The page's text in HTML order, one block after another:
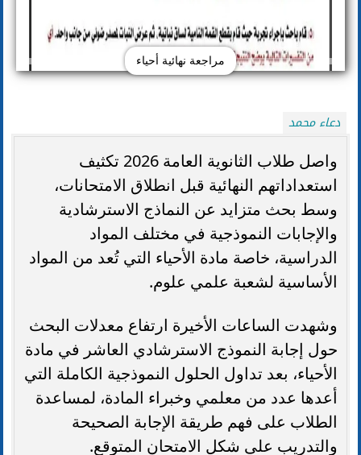
مراجعة نهائية أحياء
دعاء محمد
واصل طلاب الثانوية العامة 2026 تكثيف
استعداداتهم النهائية قبل انطلاق الامتحانات،
وسط بحث متزايد عن النماذج الاسترشادية
والإجابات النموذجية في مختلف المواد
الدراسية، خاصة مادة الأحياء التي تُعد من المواد
الأساسية لشعبة علمي علوم.
وشهدت الساعات الأخيرة ارتفاع معدلات البحث
حول إجابة النموذج الاسترشادي العاشر في مادة
الأحياء، بعد تداول الحلول النموذجية الكاملة التي
أعدها عدد من معلمي وخبراء المادة، لمساعدة
الطلاب على فهم طريقة الإجابة الصحيحة
والتدريب على شكل الامتحان المتوقع.